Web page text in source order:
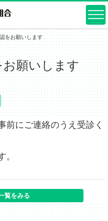
をお願いします
願いします
前にご連絡のうえ受診く
。
覧をみる